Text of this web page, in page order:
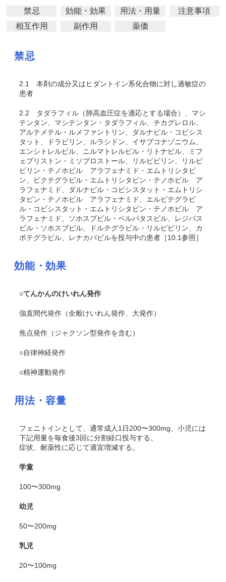
禁忌 効能・効果 用法・用量
注意事項
相互作用
副作用 薬価
禁忌
2.1
本剤の成分又はヒダントイン系化合物に対し過敏症の
患者
2.2 タダラフィル（肺高血圧症を適応とする場合）、マシ
テンタン、 マシテンタン・タダラフィル、 チカグレロル、
アルテメテル・ルメファントリン、ダルナビル・コビシス
タット、ドラビリン、ルラシドン、イサブコナゾニウム、
エンシトレルビル、ニルマトレルビル・リトナビル、ミフ
ェプリストン・ミソプロストール、リルピビリン、リルピ
ビリン・テノホビル アラフェナミド・エムトリシタビ
ン、ビクテグラビル・エムトリシタビン・テノホビル ア
ラフェナミド、ダルナビル・コビシスタット・エムトリシ
タビン・テノホビル アラフェナミド、エルビテグラビ
ル・コビシスタット・エムトリシタビン・テノホビル ア
ラフェナミド、ソホスブビル・ベルパタスビル、レジパス
ビル・ソホスブビル、ドルテグラビル・リルピビリン、カ
ボテグラビル、レナカパビルを投与中の患者［10.1参照］
効能・効果
○てんかんのけいれん発作
強直間代発作（全般けいれん発作、大発作）
焦点発作（ジャクソン型発作を含む）
○自律神経発作
○精神運動発作
用法・容量
フェニトインとして、通常成人1日200〜300mg、小児には
下記用量を毎食後3回に分割経口投与する。
症状、耐薬性に応じて適宜増減する。
学童
100〜300mg
幼児
50〜200mg
乳児
20〜100mg